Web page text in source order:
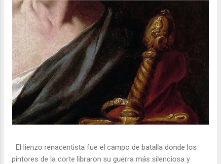
El lienzo renacentista fue el campo de batalla donde los
pintores de la corte libraron su guerra más silenciosa y